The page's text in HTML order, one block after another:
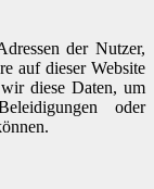
der Nutzer,
auf dieser Website
diese Daten, um
oder